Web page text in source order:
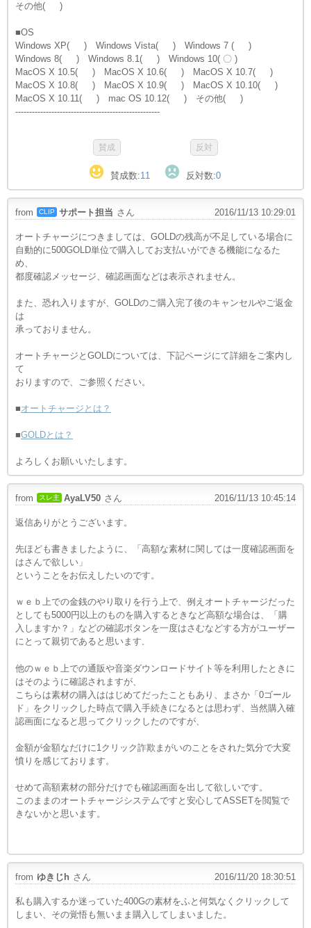
その他( )
■OS
Windows XP( ) Windows Vista( ) Windows 7 ( )
Windows 8( ) Windows 8.1( ) Windows 10( 〇 )
MacOS X 10.5( ) MacOS X 10.6( ) MacOS X 10.7( )
MacOS X 10.8( ) MacOS X 10.9( ) MacOS X 10.10( )
MacOS X 10.11( ) mac OS 10.12( ) その他( )
----------------------------------------------------
賛成数:11 反対数:0
from CLIP サポート担当 さん 2016/11/13 10:29:01
オートチャージにつきましては、GOLDの残高が不足している場合に
自動的に500GOLD単位で購入してお支払いができる機能になるた
め、
都度確認メッセージ、確認画面などは表示されません。
また、恐れ入りますが、GOLDのご購入完了後のキャンセルやご返金
は
承っておりません。
オートチャージとGOLDについては、下記ページにて詳細をご案内し
て
おりますので、ご参照ください。
■オートチャージとは？
■GOLDとは？
よろしくお願いいたします。
from スレ主 AyaLV50 さん 2016/11/13 10:45:14
返信ありがとうございます。
先ほども書きましたように、「 高額な素材に関しては一度確認画面を
はさんで欲しい」
ということをお伝えしたいのです。
ｗｅｂ上での金銭のやり取りを行う上で、例えオートチャージだった
としても5000円以上のものを購入するときなど高額な場合は、「購
入しますか？」などの確認ボタンを一度はさむなどする方がユーザー
にとって親切であると思います
他のｗｅｂ上での通販や音楽ダウンロードサイト等を利用したときに
はそのように確認されますが、
こちらは素材の購入ははじめてだったこともあり、まさか「0ゴール
ド」をクリックした時点で購入手続きになるとは思わず、当然購入確
認画面になると思ってクリックしたのですが、
金額が金額なだけに1クリック詐欺まがいのことをされた気分で大変
憤りを感じております。
せめて高額素材の部分だけでも確認画面を出して欲しいです。
このままのオートチャージシステムですと 安心してASSETを閲覧で
きないかと思います。
from ゆきじh さん 2016/11/20 18:30:51
私も購入するか迷っていた400Gの素材をふと何気なくクリックして
しまい、その覚悟も無いまま購入してしまいました。